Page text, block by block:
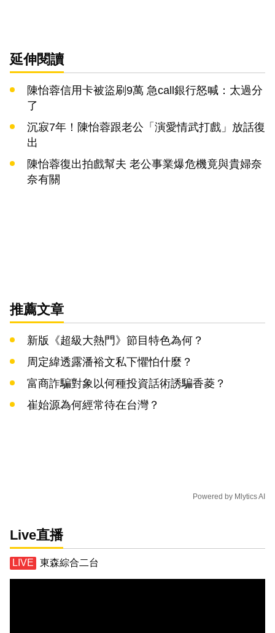
延伸閱讀
陳怡蓉信用卡被盜刷9萬 急call銀行怒喊：太過分
了
沉寂7年！陳怡蓉跟老公「演愛情武打戲」放話復
出
陳怡蓉復出拍戲幫夫 老公事業爆危機竟與貴婦奈
奈有關
推薦文章
新版《超級大熱門》節目特色為何？
周定緯透露潘裕文私下懼怕什麼？
富商詐騙對象以何種投資話術誘騙香菱？
崔始源為何經常待在台灣？
Powered by Mlytics AI
Live直播
東森綜合二台